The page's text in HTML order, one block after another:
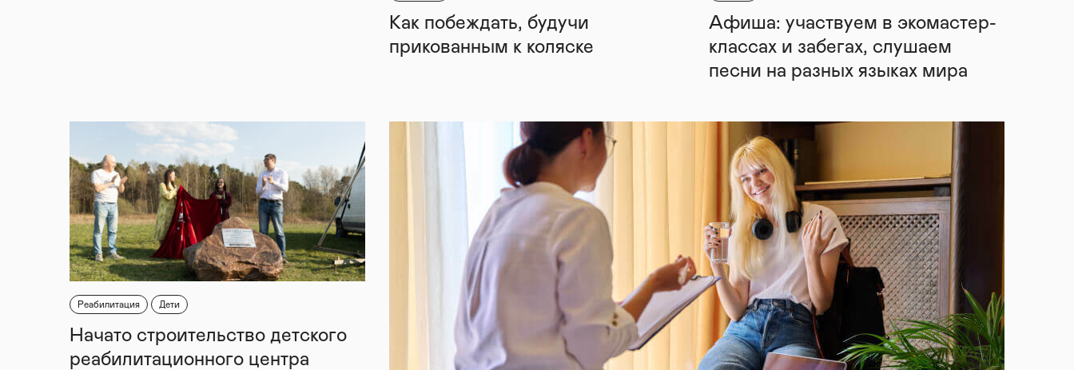
Как побеждать, будучи
прикованным к коляске
Афиша: участвуем в экомастер-
классах и забегах, слушаем
песни на разных языках мира
Реабилитация Дети
Начато строительство детского
реабилитационного центра